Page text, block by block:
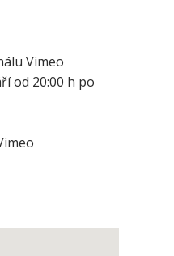
Vimeo
od 20:00 h po